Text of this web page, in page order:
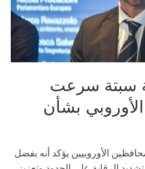
سبتة سرعت
بشأن
الأوروبيين يؤكد أنه بفضل